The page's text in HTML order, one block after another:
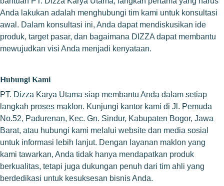
Anda lakukan adalah menghubungi tim kami untuk konsultasi
awal. Dalam konsultasi ini, Anda dapat mendiskusikan ide
produk, target pasar, dan bagaimana DIZZA dapat membantu
mewujudkan visi Anda menjadi kenyataan.
Hubungi Kami
PT. Dizza Karya Utama siap membantu Anda dalam setiap
langkah proses maklon. Kunjungi kantor kami di Jl. Pemuda
No.52, Padurenan, Kec. Gn. Sindur, Kabupaten Bogor, Jawa
Barat, atau hubungi kami melalui website dan media sosial
untuk informasi lebih lanjut. Dengan layanan maklon yang
kami tawarkan, Anda tidak hanya mendapatkan produk
berkualitas, tetapi juga dukungan penuh dari tim ahli yang
berdedikasi untuk kesuksesan bisnis Anda.